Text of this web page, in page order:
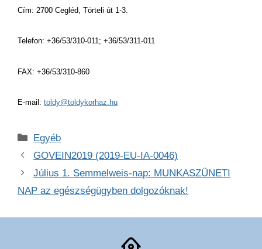
Cím: 2700 Cegléd, Törteli út 1-3.
Telefon: +36/53/310-011; +36/53/311-011
FAX: +36/53/310-860
E-mail: toldy@toldykorhaz.hu
Kategória
Egyéb
GOVEIN2019 (2019-EU-IA-0046)
Július 1. Semmelweis-nap: MUNKASZÜNETI
NAP az egészségügyben dolgozóknak!